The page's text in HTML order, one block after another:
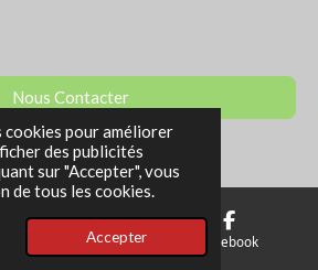
cookies pour améliorer
des publicités
sur "Accepter", vous
de tous les cookies.
Accepter
Nous Contacter
de Sam
Téléphone Facebook